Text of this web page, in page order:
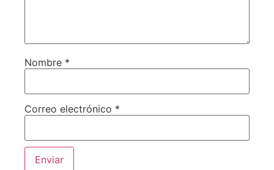
Nombre *
Correo electrónico *